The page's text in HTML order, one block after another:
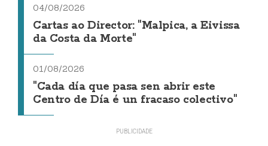
04/08/2026
Cartas ao Director: "Malpica, a Eivissa
da Costa da Morte"
01/08/2026
"Cada día que pasa sen abrir este
Centro de Día é un fracaso colectivo"